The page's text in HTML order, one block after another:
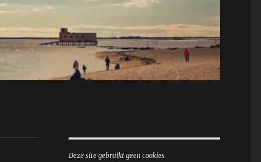
Deze site gebruikt geen cookies